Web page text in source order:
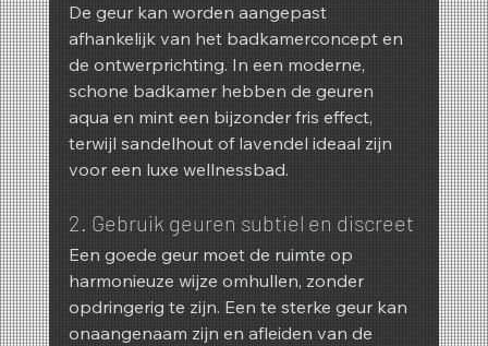
De geur kan worden aangepast
afhankelijk van het badkamerconcept en
de ontwerprichting. In een moderne,
schone badkamer hebben de geuren
aqua en mint een bijzonder fris effect,
terwijl sandelhout of lavendel ideaal zijn
voor een luxe wellnessbad.
2. Gebruik geuren subtiel en discreet
Een goede geur moet de ruimte op
harmonieuze wijze omhullen, zonder
opdringerig te zijn. Een te sterke geur kan
onaangenaam zijn en afleiden van de